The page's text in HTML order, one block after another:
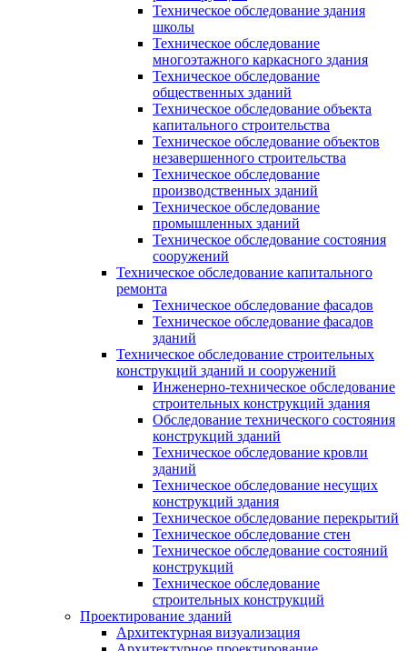
Техническое обследование здания
школы
Техническое обследование
многоэтажного каркасного здания
Техническое обследование
общественных зданий
Техническое обследование объекта
капитального строительства
Техническое обследование объектов
незавершенного строительства
Техническое обследование
производственных зданий
Техническое обследование
промышленных зданий
Техническое обследование состояния
сооружений
Техническое обследование капитального
ремонта
Техническое обследование фасадов
Техническое обследование фасадов
зданий
Техническое обследование строительных
конструкций зданий и сооружений
Инженерно-техническое обследование
строительных конструкций здания
Обследование технического состояния
конструкций зданий
Техническое обследование кровли
зданий
Техническое обследование несущих
конструкций здания
Техническое обследование перекрытий
Техническое обследование стен
Техническое обследование состояний
конструкций
Техническое обследование
строительных конструкций
Проектирование зданий
Архитектурная визуализация